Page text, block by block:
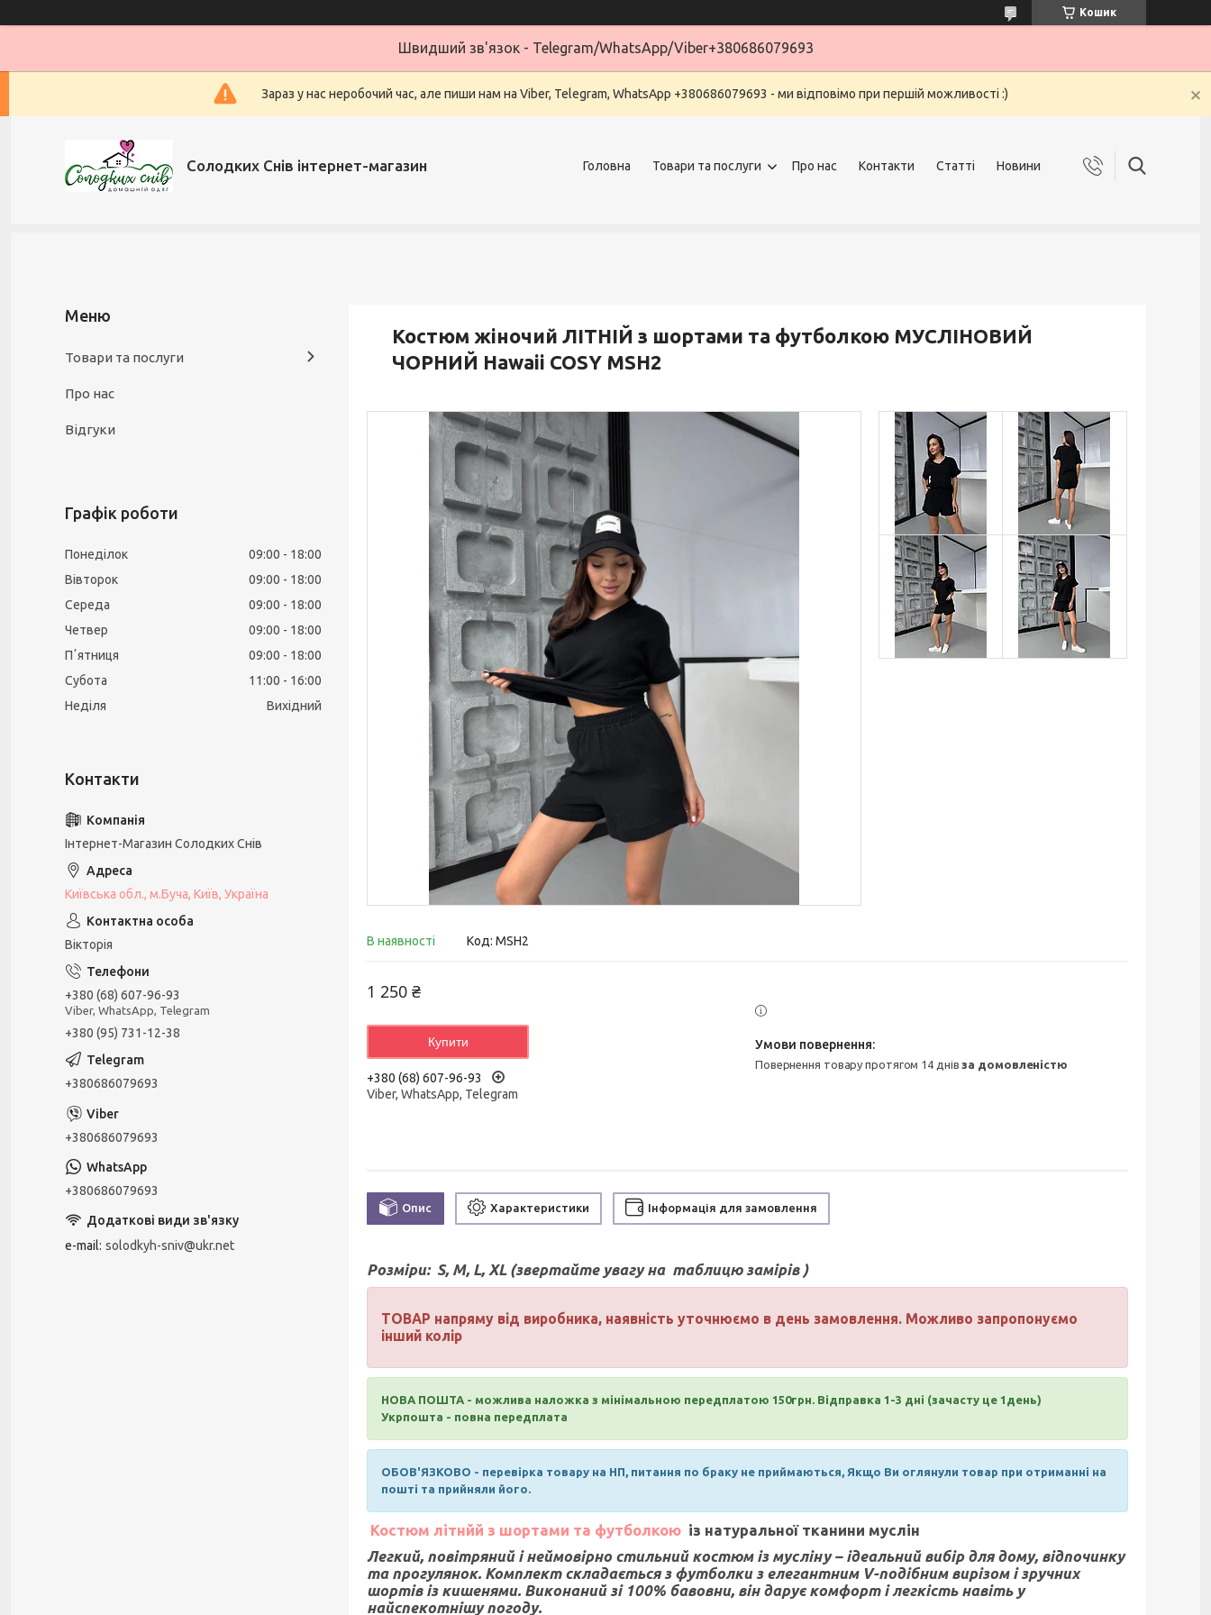
Кошик
Швидший зв'язок - Telegram/WhatsApp/Viber+380686079693
Зараз у нас неробочий час, але пиши нам на Viber, Telegram, WhatsApp +380686079693 - ми відповімо при першій можливості :)
Солодких Снів інтернет-магазин Головна Товари та послуги Про нас Контакти Статті Новини
Костюм жіночий ЛІТНІЙ з шортами та футболкою МУСЛІНОВИЙ
ЧОРНИЙ Hawaii COSY MSH2
В наявності Код: MSH2
1 250 ₴
Купити
+380 (68) 607-96-93
Viber, WhatsApp, Telegram
повернення товару протягом 14 днівза домовленістю
Опис Характеристики Інформація для замовлення
Розміри: S, M, L, XL (звертайте увагу на таблицю замірів )
ТОВАР напряму від виробника, наявність уточнюємо в день замовлення. Можливо запропонуємо
інший колір
НОВА ПОШТА - можлива наложка з мінімальною передплатою 150грн. Відправка 1-3 дні (зачасту це 1день)
Укрпошта - повна передплата
ОБОВ'ЯЗКОВО - перевірка товару на НП, питання по браку не приймаються, Якщо Ви оглянули товар при отриманні на
пошті та прийняли його.
Костюм літнйй з шортами та футболкою із натуральної тканини муслін
Легкий, повітряний і неймовірно стильний костюм із мусліну – ідеальний вибір для дому, відпочинку
та прогулянок. Комплект складається з футболки з елегантним V-подібним вирізом і зручних
шортів із кишенями. Виконаний зі 100% бавовни, він дарує комфорт і легкість навіть у
найспекотнішу погоду.
Товари та послуги
Про нас
Відгуки
Графік роботи
Понеділок 09:00
18:00
Вівторок
09:00
18:00
Середа
09:00
18:00
Четвер
09:00
18:00
Пʼятниця
09:00
18:00
Субота
11:00
16:00
Неділя
Вихідний
Інтернет-Магазин Солодких Снів
Київська обл., м.Буча, Київ, Україна
Вікторія
+380 (68) 607-96-93
Viber, WhatsApp, Telegram
+380 (95) 731-12-38
+380686079693
+380686079693
+380686079693
e-mail solodkyh-sniv@ukr.net